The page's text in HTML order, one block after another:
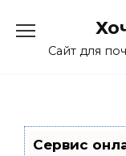
contentСайт для
Сервис